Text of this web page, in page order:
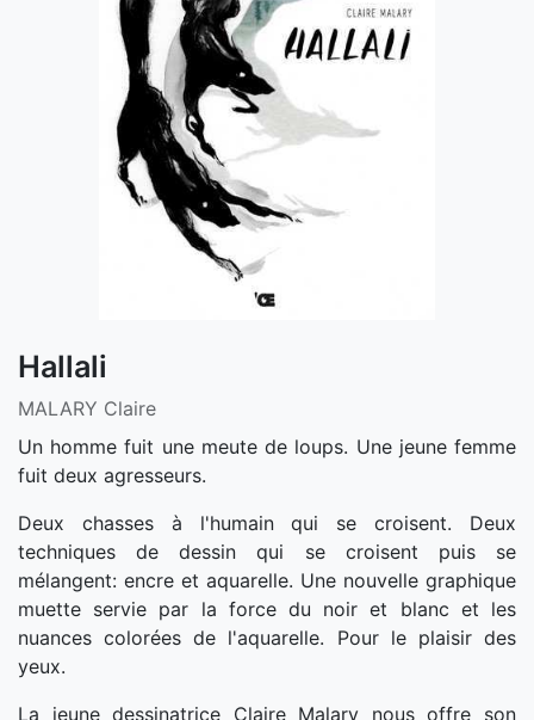
Hallali
MALARY Claire
Un homme fuit une meute de loups. Une jeune femme
fuit deux agresseurs.
Deux chasses à l'humain qui se croisent. Deux
techniques de dessin qui se croisent puis se
mélangent: encre et aquarelle. Une nouvelle graphique
muette servie par la force du noir et blanc et les
nuances colorées de l'aquarelle. Pour le plaisir des
yeux.
La jeune dessinatrice Claire Malary nous offre son